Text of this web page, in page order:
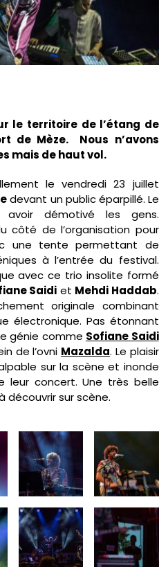
le territoire de l’étang de
de Mèze. Nous n’avons
mais de haut vol.
le vendredi 23 juillet
devant un public éparpillé. Le
avoir démotivé les gens.
côté de l’organisation pour
une tente permettant de
à l’entrée du festival.
avec ce trio insolite formé
Saidi et Mehdi Haddab.
originale combinant
électronique. Pas étonnant
génie comme Sofiane Saidi
de l’ovni Mazalda. Le plaisir
sur la scène et inonde
leur concert. Une très belle
découvrir sur scène.